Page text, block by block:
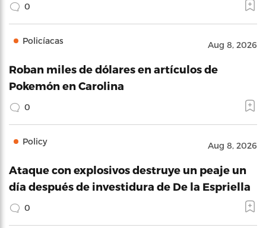
0
Policíacas Aug 8, 2026
Roban miles de dólares en artículos de
Pokemón en Carolina
0
Policy Aug 8, 2026
Ataque con explosivos destruye un peaje un
día después de investidura de De la Espriella
0